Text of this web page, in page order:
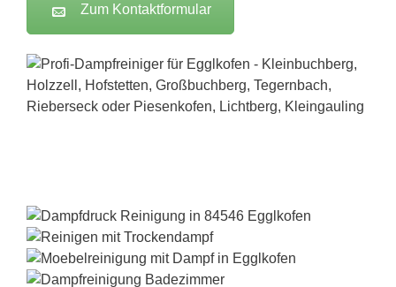
Zum Kontaktformular